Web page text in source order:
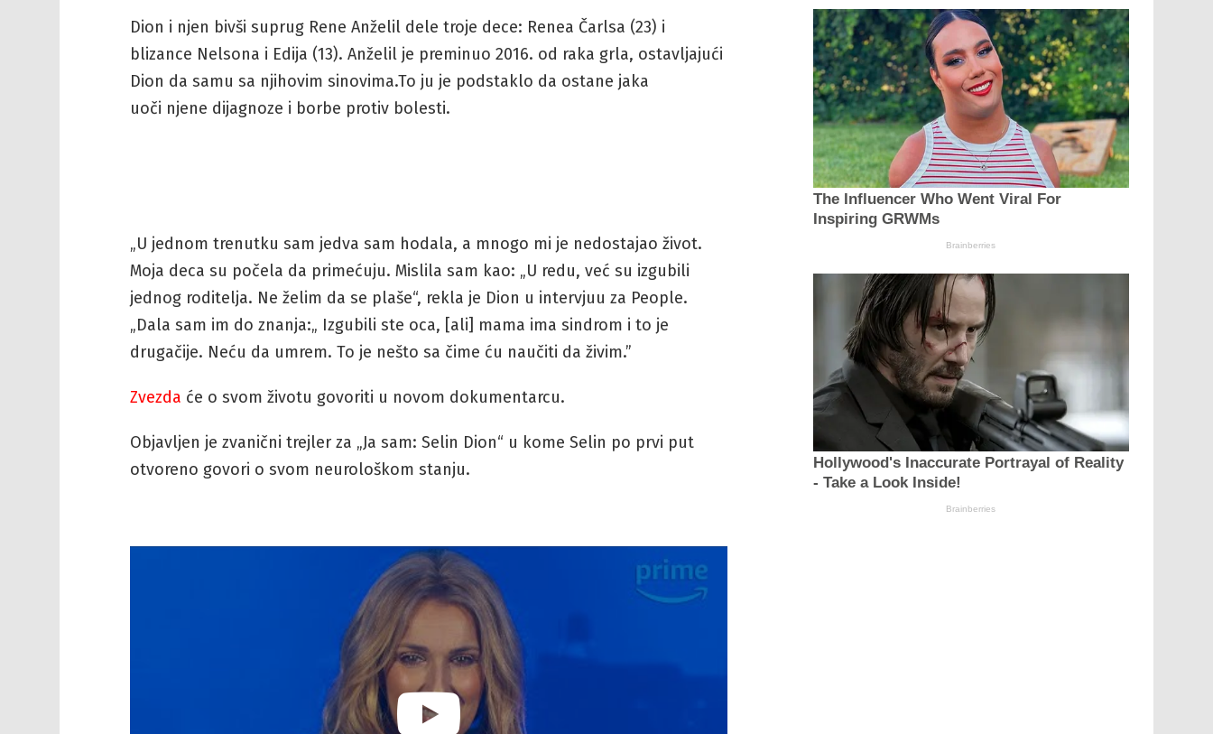
Dion i njen bivši suprug Rene Anželil dele troje dece: Renea Čarlsa (23) i
blizance Nelsona i Edija (13). Anželil je preminuo 2016. od raka grla, ostavljajući
Dion da samu sa njihovim sinovima.To ju je podstaklo da ostane jaka
uoči njene dijagnoze i borbe protiv bolesti.
„U jednom trenutku sam jedva sam hodala, a mnogo mi je nedostajao život.
Moja deca su počela da primećuju. Mislila sam kao: „U redu, već su izgubili
jednog roditelja. Ne želim da se plaše“, rekla je Dion u intervjuu za People.
„Dala sam im do znanja:„ Izgubili ste oca, [ali] mama ima sindrom i to je
drugačije. Neću da umrem. To je nešto sa čime ću naučiti da živim.”
Zvezda će o svom životu govoriti u novom dokumentarcu.
Objavljen je zvanični trejler za „Ja sam: Selin Dion“ u kome Selin po prvi put
otvoreno govori o svom neurološkom stanju.